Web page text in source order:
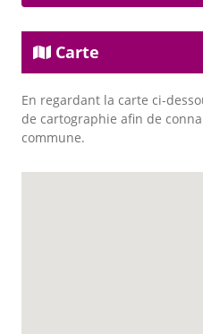
Carte
En regardant la carte ci-
de cartographie afin de
commune.